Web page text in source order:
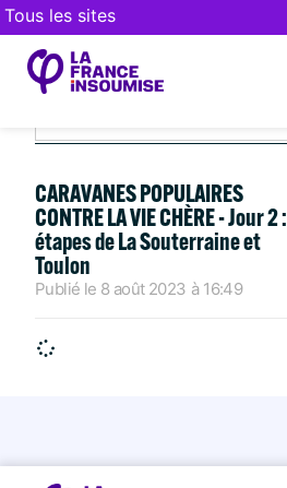
Tous les sites
AOÛT 8, 2023
CARAVANES POPULAIRES
CONTRE LA VIE CHÈRE - Jour 2 :
étapes de La Souterraine et
Toulon
Publié le 8 août 2023 à 16:49